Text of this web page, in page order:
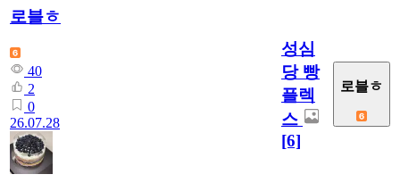
로블ㅎ
40
2
0
26.07.28
성심
당 빵
플렉
스
[6]
로블ㅎ